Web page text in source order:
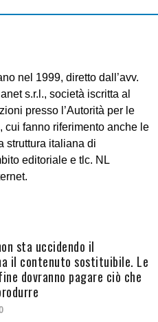
nel 1999, diretto dall’avv.
s.r.l., società iscritta al
presso l’Autorità per le
fanno riferimento anche le
struttura italiana di
editoriale e tlc. NL
sta uccidendo il
il contenuto sostituibile. Le
dovranno pagare ciò che